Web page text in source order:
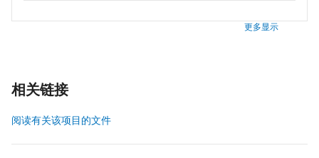
更多显示
相关链接
阅读有关该项目的文件